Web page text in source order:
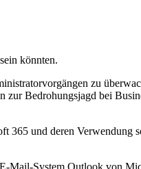
könnten.
zu
Bedrohungsjagd bei
und deren